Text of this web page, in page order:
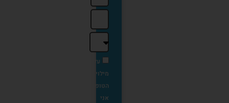
על ידי
מילוי
הטופס
אני